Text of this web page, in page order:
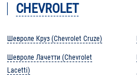
CHEVROLET
Шевроле Круз (Chevrolet Cruze)
Шевроле Лачетти (Chevrolet
Lacetti)